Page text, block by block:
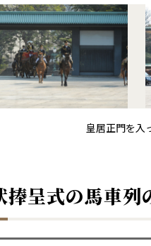
皇居正門を入
捧呈式の馬車列